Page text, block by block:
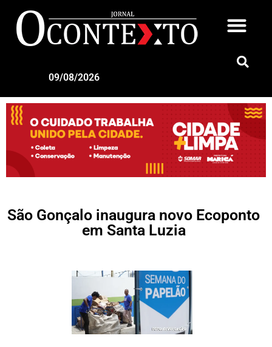
09/08/2026
São Gonçalo inaugura novo Ecoponto
em Santa Luzia